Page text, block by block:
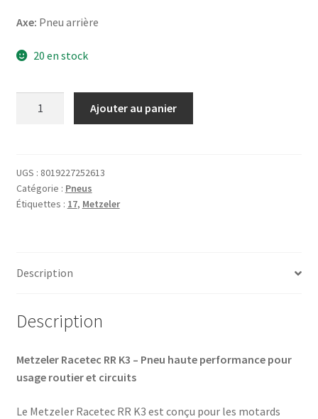
Axe: Pneu arrière
20 en stock
RR
K3
190/55
TL
Ajouter au panier
UGS : 8019227252613
Catégorie : Pneus
Étiquettes : 17, Metzeler
Description
Description
Metzeler Racetec RR K3 – Pneu haute performance pour
usage routier et circuits
Le Metzeler Racetec RR K3 est conçu pour les motards